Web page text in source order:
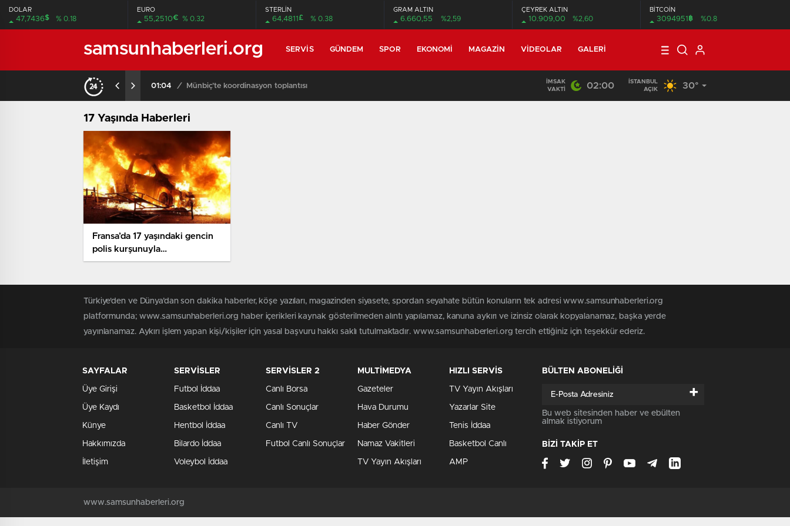
DOLAR
47,7436$ % 0.18
EURO
55,2510€ % 0.32
STERLİN
64,4811 £ % 0.38
GRAM ALTIN
6.660,55 %2,59
ÇEYREK ALTIN
10.909,00 %2,60
BİTCOİN
3094951 ฿ %0.8
samsunhaberleri.org SERVIS GÜNDEM SPOR EKONOMI MAGAZIN VIDEOLAR GALERI
01:04 / Münbiç’te koordinasyon toplantısı 01:04 / Dünya genç milyarderi konuşuyor
İMSAK
VAKTI
02:00
İSTANBUL
AÇIK
30°
17 Yaşında Haberleri
Fransa’da 17 yaşındaki gencin
polis kurşunuyla
öldürülmesinin akabinde
Türkiye'den ve Dünya’dan son dakika haberler, köşe yazıları, magazinden siyasete, spordan seyahate bütün konuların tek adresi www.samsunhaberleri.org
platformunda; www.samsunhaberleri.org haber içerikleri kaynak gösterilmeden alıntı yapılamaz, kanuna aykırı ve izinsiz olarak kopyalanamaz, başka yerde
yayınlanamaz. Aykırı işlem yapan kişi/kişiler için yasal başvuru hakkı saklı tutulmaktadır. www.samsunhaberleri.org tercih ettiğiniz için teşekkür ederiz.
SAYFALAR
Üye Girişi
Üye Kaydı
Künye
Hakkımızda
İletişim
SERVİSLER
Futbol İddaa
Basketbol İddaa
Hentbol İddaa
Bilardo İddaa
Voleybol İddaa
SERVİSLER 2
Canlı Borsa
Canlı Sonuçlar
Canlı TV
Futbol Canlı Sonuçlar
MULTİMEDYA
Gazeteler
Hava Durumu
Haber Gönder
Namaz Vakitleri
TV Yayın Akışları
HIZLI SERVİS
TV Yayın Akışları
Yazarlar Site
Tenis İddaa
Basketbol Canlı
AMP
BÜLTEN ABONELİĞİ
+
Bu web sitesinden haber ve ebülten
almak istiyorum
BİZİ TAKİP ET
www.samsunhaberleri.org